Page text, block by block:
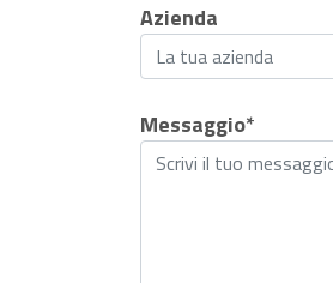
Azienda
Messaggio*